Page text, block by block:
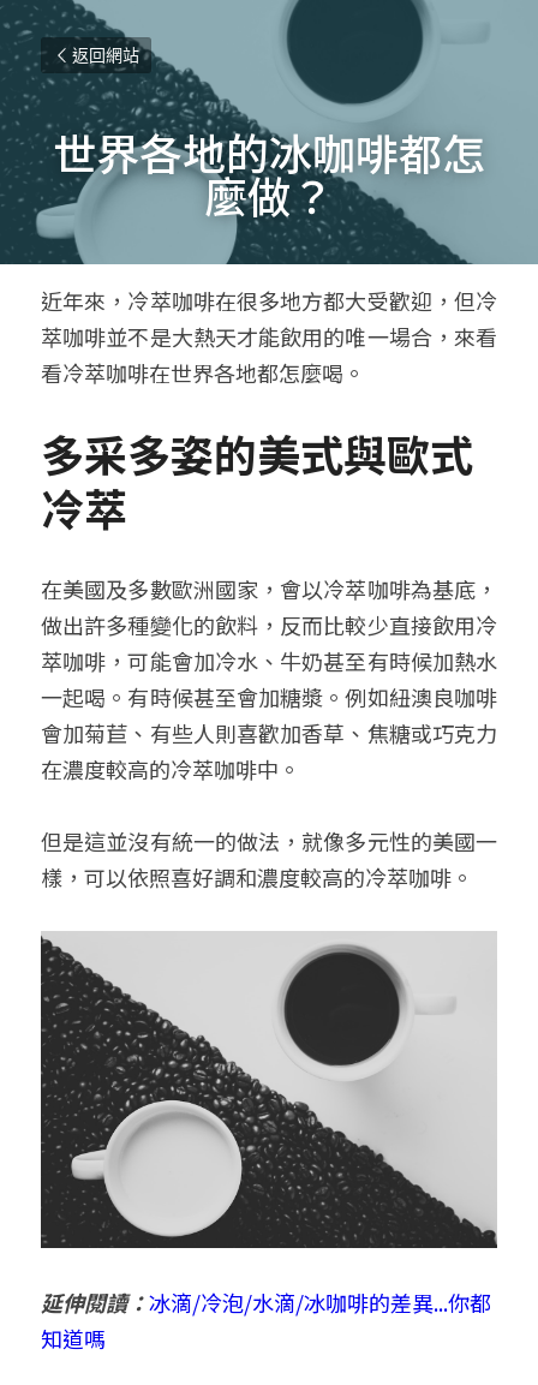
返回網站
世界各地的冰咖啡都怎
麼做？
近年來，冷萃咖啡在很多地方都大受歡迎，但冷
萃咖啡並不是大熱天才能飲用的唯一場合，來看
看冷萃咖啡在世界各地都怎麼喝。
多采多姿的美式與歐式
冷萃
在美國及多數歐洲國家，會以冷萃咖啡為基底，
做出許多種變化的飲料，反而比較少直接飲用冷
萃咖啡，可能會加冷水、牛奶甚至有時候加熱水
一起喝。有時候甚至會加糖漿。例如紐澳良咖啡
會加菊苣、有些人則喜歡加香草、焦糖或巧克力
在濃度較高的冷萃咖啡中。
但是這並沒有統一的做法，就像多元性的美國一
樣，可以依照喜好調和濃度較高的冷萃咖啡。
延伸閱讀：冰滴/冷泡/水滴/冰咖啡的差異...你都
知道嗎